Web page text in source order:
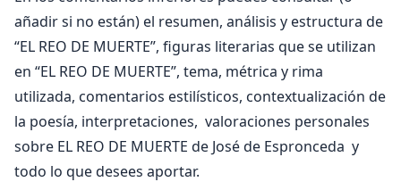
añadir si no están) el resumen, análisis y estructura de
“EL REO DE MUERTE”, figuras literarias que se utilizan
en “EL REO DE MUERTE”, tema, métrica y rima
utilizada, comentarios estilísticos, contextualización de
la poesía, interpretaciones, valoraciones personales
sobre EL REO DE MUERTE de José de Espronceda y
todo lo que desees aportar.